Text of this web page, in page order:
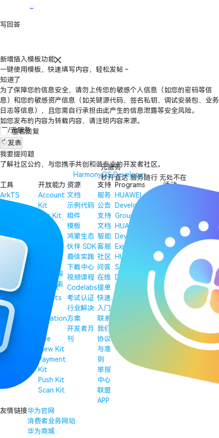
探
索
/元服务
元服务
秒开直达 服务随行 无处不在
写回答
新增插入模板功能
一键使用模板，快速填写内容，轻松发帖～
知道了
为了保障您的信息安全，请勿上传您的敏感个人信息（如您的密码等信
息）和您的敏感资产信息（如关键源代码、签名私钥、调试安装包、业务
日志等信息），且您需自行承担由此产生的信息泄露等安全风险。
如您发布的内容为转载内容，请注明内容来源。
匿名回复
发表
我要提问题
了解社区公约，与您携手共创和谐专业的开发者社区。
HarmonyOS Developer
工具
ArkTS
Studio
DevEco
Testing
DevEco
Device Tool
DevEco
Service
仓颉体验版
HarmonyOS
Symbol
开放能力
Account
Kit
Ads Kit
Speech
IAP Kit
Intents
Location
Live
View Kit
Payment
Kit
Push Kit
Scan Kit
资源
文档
示例代码
组件
模板
鸿蒙生态
伙伴 SDK
最佳实践
下载中心
视频课程
Codelabs
考试认证
行业解决
方案
开发者月
刊
支持
服务
公告
支持
文档
智能
客服
社区
问答
在线
提单
快速
入门
联系
我们
协议
与准
则
举报
中心
联盟
APP
Programs
HUAWEI
Developer
Groups
HUAWEI
Developer
Experts
HUAWEI
Student
Developers
HUAWEI
Developers
活动
HarmonyOS
Tech Talk
2026 HarmonyOS
创新赛·极客赛道
华为开发者大会
（HDC）
鸿蒙应用开发者激
励计划 2026
鸿蒙高校创新赛
友情链接华为官网
消费者业务网站
华为商城